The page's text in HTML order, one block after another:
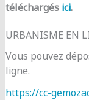
téléchargés ici.
URBANISME EN
Vous pouvez
ligne.
https://cc-